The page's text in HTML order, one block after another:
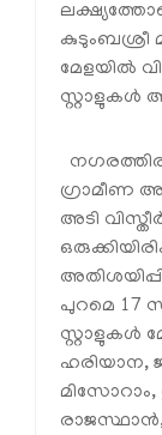
കുടുംബശ്രീ
മേളയില്‍
സ്റ്റാളുകള്‍
ഗ്രാമീണ
അടി
പുറമെ 17
സ്റ്റാളുകള്‍
ഹരിയാന,